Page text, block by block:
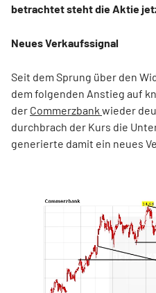
betrachtet steht die Aktie
Neues Verkaufssignal
Seit dem Sprung über den
dem folgenden Anstieg auf
der Commerzbank wieder
durchbrach der Kurs die
generierte damit ein neues